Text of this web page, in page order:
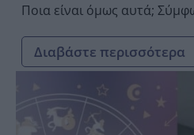
Ποια είναι όμως αυτά;
Διαβάστε περισσότερα